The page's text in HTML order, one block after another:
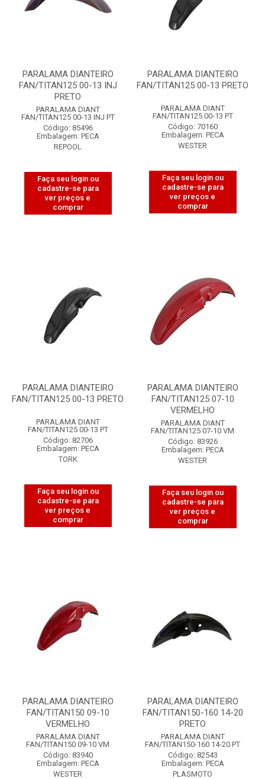
PARALAMA DIANTEIRO
FAN/TITAN125 00-13 INJ
PRETO
PARALAMA DIANT
FAN/TITAN125 00-13 INJ PT
Código: 85496
Embalagem: PECA
REPOOL
Faça seu login ou
cadastre-se para
ver preços e
comprar
PARALAMA DIANTEIRO
FAN/TITAN125 00-13 PRETO
PARALAMA DIANT
FAN/TITAN125 00-13 PT
Código: 70160
Embalagem: PECA
WESTER
Faça seu login ou
cadastre-se para
ver preços e
comprar
PARALAMA DIANTEIRO
FAN/TITAN125 00-13 PRETO
PARALAMA DIANT
FAN/TITAN125 00-13 PT
Código: 82706
Embalagem: PECA
TORK
Faça seu login ou
cadastre-se para
ver preços e
comprar
PARALAMA DIANTEIRO
FAN/TITAN125 07-10
VERMELHO
PARALAMA DIANT
FAN/TITAN125 07-10 VM
Código: 83926
Embalagem: PECA
WESTER
Faça seu login ou
cadastre-se para
ver preços e
comprar
PARALAMA DIANTEIRO
FAN/TITAN150 09-10
VERMELHO
PARALAMA DIANT
FAN/TITAN150 09-10 VM
Código: 83940
Embalagem: PECA
WESTER
PARALAMA DIANTEIRO
FAN/TITAN150-160 14-20
PRETO
PARALAMA DIANT
FAN/TITAN150-160 14-20 PT
Código: 82543
Embalagem: PECA
PLASMOTO